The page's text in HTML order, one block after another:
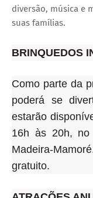
diversão, música e
suas famílias.
BRINQUEDOS
Como parte da
poderá se
estarão
16h às 20h, no
Madeira-
gratuito.